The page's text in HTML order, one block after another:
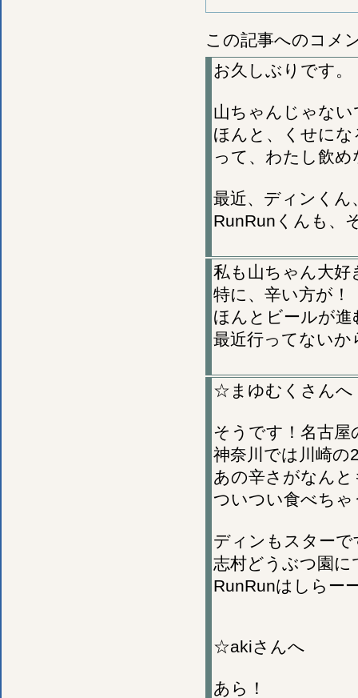
この記事へのコメ
お久しぶりです。
山ちゃんじゃない
ほんと、くせに
って、わたし飲
最近、ディンく
RunRunくんも、
私も山ちゃん大好
特に、辛い方が！
ほんとビールが進
最近行ってないか
☆まゆむくさんへ
そうです！名古
神奈川では川崎の
あの辛さがなん
ついつい食べちゃ
ディンもスターで
志村どうぶつ園に
RunRunはしらー
☆akiさんへ
あら！